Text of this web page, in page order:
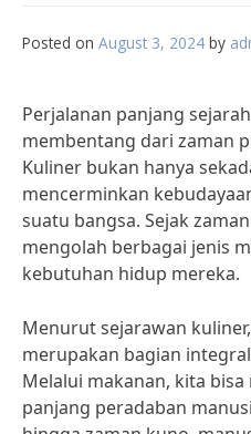
Posted on August 3, 2024 by
Perjalanan panjang
membentang dari zaman
Kuliner bukan hanya
mencerminkan
suatu bangsa. Sejak
mengolah berbagai jenis
kebutuhan hidup mereka.
Menurut sejarawan
merupakan bagian
Melalui makanan, kita
panjang peradaban